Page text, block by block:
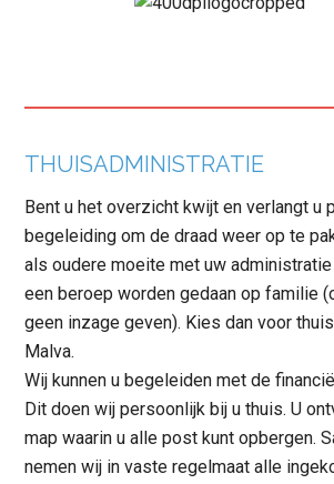
THUISADMINISTRATIE
Bent u het overzicht kwijt en verlangt u
begeleiding om de draad weer op te
als oudere moeite met uw
een beroep worden gedaan op familie
geen inzage geven). Kies dan voor
Malva.
Wij kunnen u begeleiden met de
Dit doen wij persoonlijk bij u thuis. U
map waarin u alle post kunt opbergen.
nemen wij in vaste regelmaat alle